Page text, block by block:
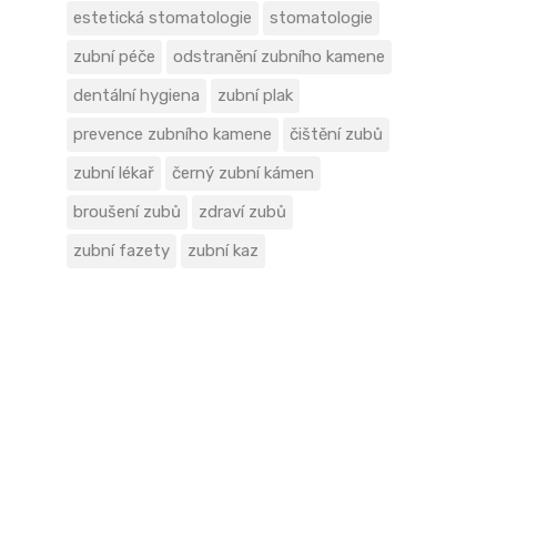
estetická stomatologie
stomatologie
zubní péče
odstranění zubního kamene
dentální hygiena
zubní plak
prevence zubního kamene
čištění zubů
zubní lékař
černý zubní kámen
broušení zubů
zdraví zubů
zubní fazety
zubní kaz